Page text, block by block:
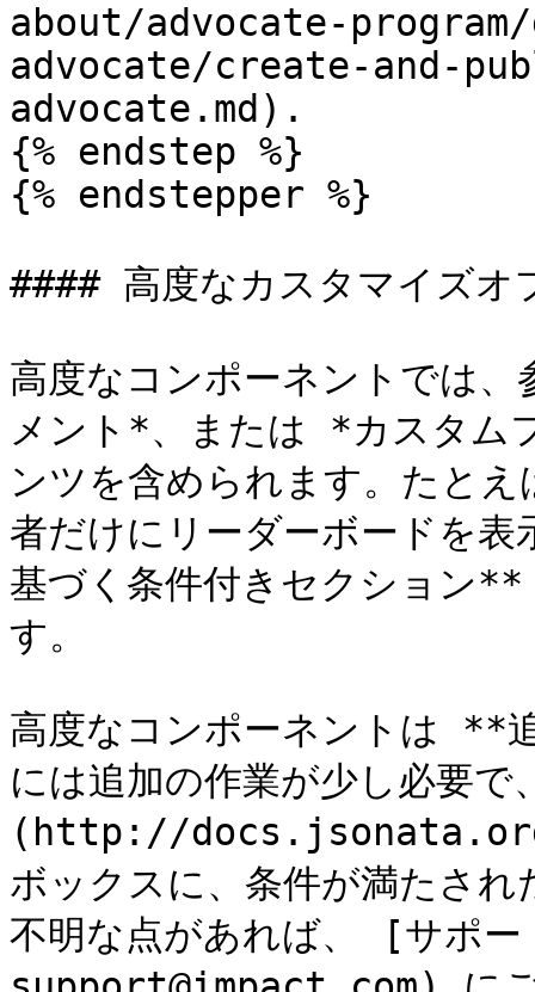
about/advocate-
advocate/create-and-
advocate.md).
{% endstep %}
{% endstepper %}
#### 高度なカスタマイズオ
高度なコンポーネントでは
メント*、または *カスタム
ンツを含められます。たと
者だけにリーダーボードを
基づく条件付きセクション
す。
高度なコンポーネントは **
には追加の作業が少し必要
(http://
ボックスに、条件が満たさ
不明な点があれば、 [サ